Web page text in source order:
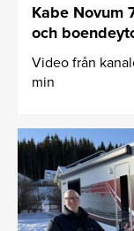
Kabe Novum
och
Video från
min